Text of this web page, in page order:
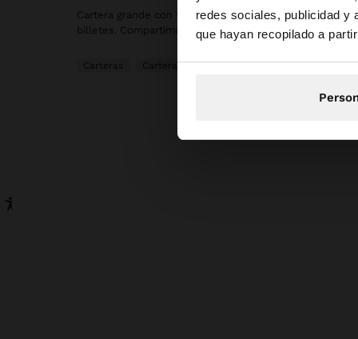
redes sociales, publicidad y
que hayan recopilado a
Estás accediendo a
Cartera grande con textura y estampado animal.
billetes. Compartimento para monedas. Cierre de
Carteras Carteras